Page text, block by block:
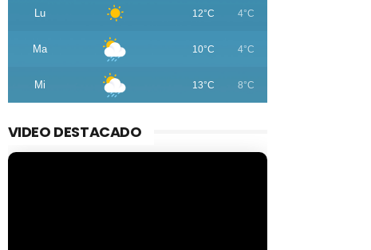
Lu 12°C 4°C
Ma 10°C 4°C
Mi 13°C 8°C
VIDEO DESTACADO